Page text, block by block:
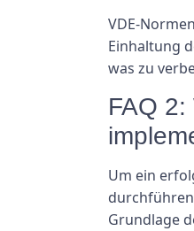
VDE-
Einhaltung
was zu
FAQ
Um ein
Grundlage